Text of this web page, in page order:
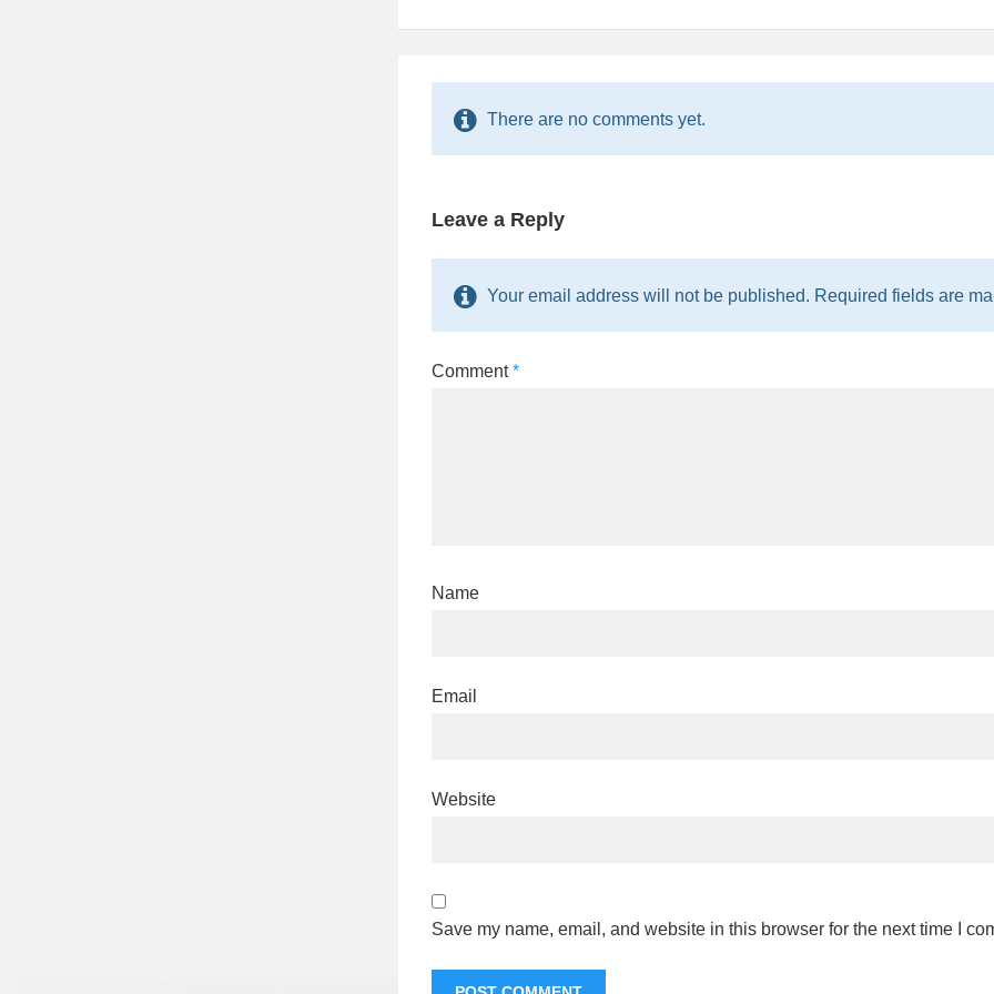
There are no comments yet.
Leave a Reply
Your email address will not be published. Required fields are
Comment*
Name
Email
Website
Save my name, email, and website in this browser for the next time I